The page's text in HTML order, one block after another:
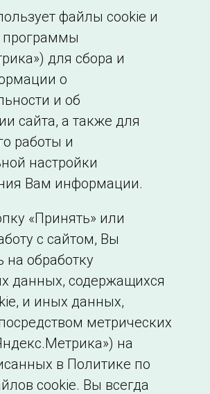
– ОДУ Сибири и
ЕЭС»
Филиалы и
представительства
образовательной
организации
файлы cookie и
программы
для сбора и
о
и об
сайта, а также для
работы и
настройки
Вам информации.
«Принять» или
с сайтом, Вы
на обработку
данных, содержащихся
и иных данных,
метрических
на
в Политике по
cookie. Вы всегда